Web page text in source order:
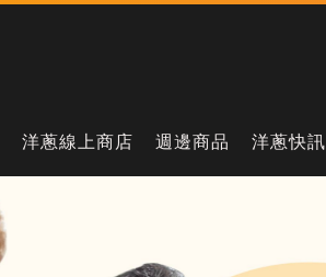
洋蔥線上商店 週邊商品 洋蔥快訊